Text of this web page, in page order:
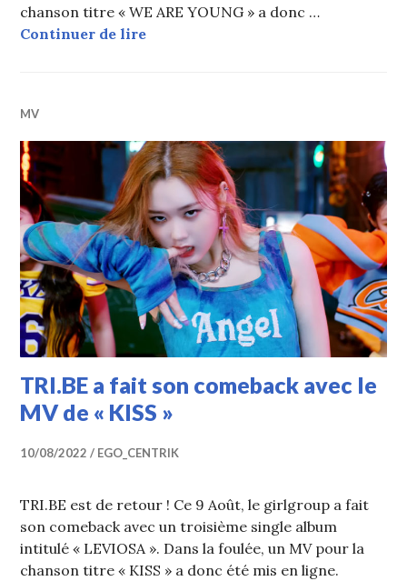
chanson titre « WE ARE YOUNG » a donc …
Continuer de lireTRI.BE est de retour avec le MV de
MV
TRI.BE a fait son comeback avec le
MV de « KISS »
10/08/2022 EGO_CENTRIK
TRI.BE est de retour ! Ce 9 Août, le girlgroup a fait
son comeback avec un troisième single album
intitulé « LEVIOSA ». Dans la foulée, un MV pour la
chanson titre « KISS » a donc été mis en ligne.